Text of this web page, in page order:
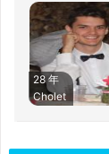
28 年
Cholet